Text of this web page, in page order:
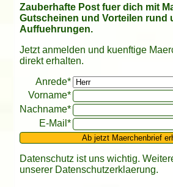
Zauberhafte Post fuer dich mit
Gutscheinen und Vorteilen rund
Auffuehrungen.
Jetzt anmelden und kuenftige
direkt erhalten.
Anrede*
Vorname*
Nachname*
E-Mail*
Bitte leer lassen
Ab jetzt Maerchenbrief
Datenschutz ist uns wichtig.
unserer Datenschutzerklaerung.